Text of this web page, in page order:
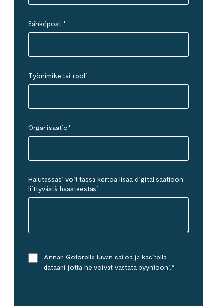
Sähköposti*
Työnimike tai rooli
Organisaatio*
Halutessasi voit tässä kertoa lisää digitalisaatioon
liittyvästä haasteestasi:
Annan Goforelle luvan säilöä ja käsitellä
dataani jotta he voivat vastata pyyntööni. *